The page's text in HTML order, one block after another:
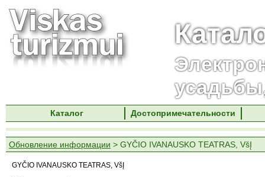
Каталог Достопримечательности
Обновление информации > GYČIO IVANAUSKO TEATRAS, VšĮ
GYČIO IVANAUSKO TEATRAS, VšĮ